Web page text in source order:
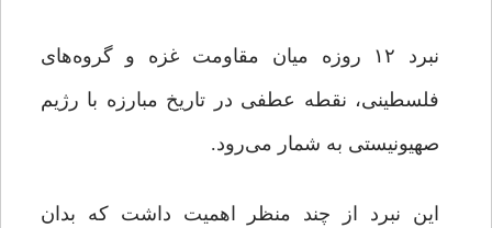
نبرد ۱۲ روزه میان مقاومت غزه و گروه‌های
فلسطینی، نقطه عطفی در تاریخ مبارزه با رژیم
صهیونیستی به شمار می‌رود.
این نبرد از چند منظر اهمیت داشت که بدان